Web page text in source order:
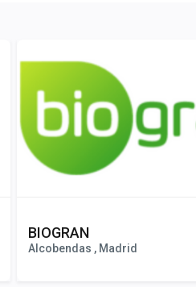
BIOGRAN
Alcobendas , Madrid